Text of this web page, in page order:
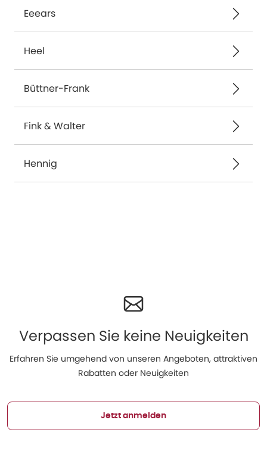
Eeears
Heel
Büttner-Frank
Fink & Walter
Hennig
Verpassen Sie keine Neuigkeiten
Erfahren Sie umgehend von unseren Angeboten, attraktiven
Rabatten oder Neuigkeiten
Jetzt anmelden